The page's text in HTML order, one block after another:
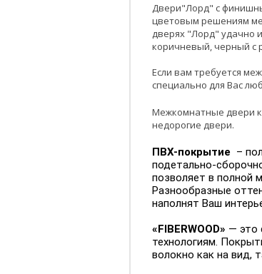
Двери"Лорд" с
цветовым решениям
дверях "Лорд" удачно
коричневый, черный с
Если вам требуется
специально для Вас
Межкомнатные двери
недорогие двери.
ПВХ-покрытие –
подетально-
позволяет в полной
Разнообразные
наполнят Ваш
«FIBERWOOD» — это
технологиям.
волокно как на вид,